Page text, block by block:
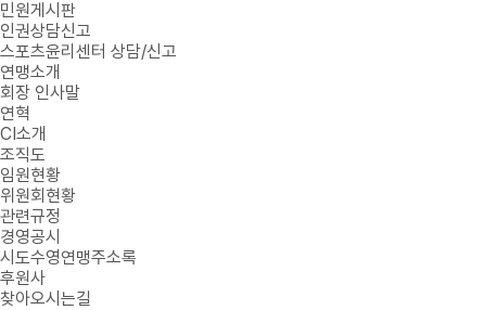
민원게시판
인권상담신고
스포츠윤리센터 상담/신고
연맹소개
회장 인사말
연혁
CI소개
조직도
임원현황
위원회현황
관련규정
경영공시
시도수영연맹주소록
후원사
찾아오시는길